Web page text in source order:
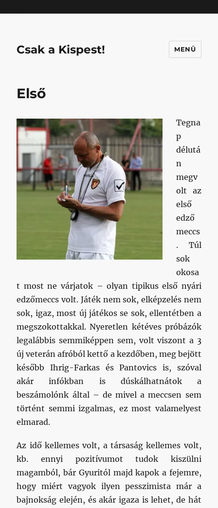
Csak a Kispest! MENÜ
Első
Tegna
p
délutá
n
megv
olt az
első
edző
meccs
. Túl
sok
okosa
t most ne várjatok – olyan tipikus első nyári
edzőmeccs volt. Játék nem sok, elképzelés nem
sok, igaz, most új játékos se sok, ellentétben a
megszokottakkal. Nyeretlen kétéves próbázók
legalábbis semmiképpen sem, volt viszont a 3
új veterán afróból kettő a kezdőben, meg bejött
később Ihrig-Farkas és Pantovics is, szóval
akár infókban is dúskálhatnátok a
beszámolónk által – de mivel a meccsen sem
történt semmi izgalmas, ez most valamelyest
elmarad.
Az idő kellemes volt, a társaság kellemes volt,
kb. ennyi pozitívumot tudok kiszülni
magamból, bár Gyuritól majd kapok a fejemre,
hogy miért vagyok ilyen pesszimista már a
bajnokság elején, és akár igaza is lehet, de hát